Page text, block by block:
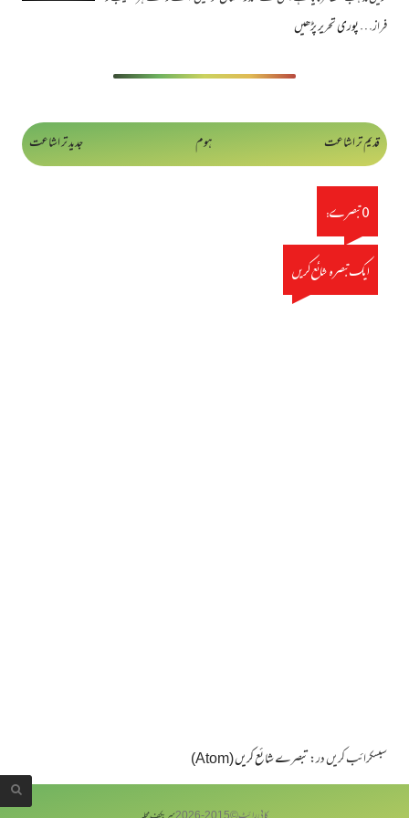
فراز…پوری تحریر پڑھیں
جدید تر اشاعت قدیم تر اشاعت ہوم
0 تبصرے:
ایک تبصرہ شائع کریں
سبسکرائب کریں در:تبصرے شائع کریں (Atom)